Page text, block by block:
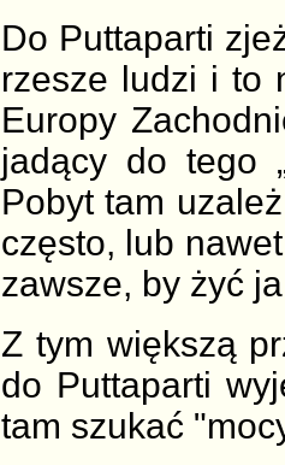
Do Puttaparti
rzesze ludzi i to
Europy
jadący do tego
Pobyt tam
często, lub
zawsze, by żyć
Z tym większą
do Puttaparti
tam szukać